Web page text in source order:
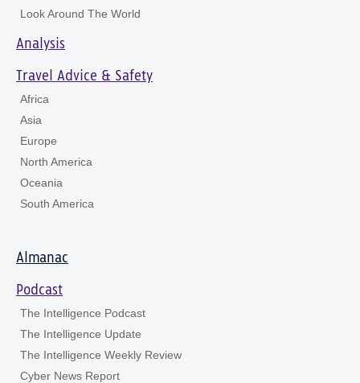
Look Around The World
Analysis
Travel Advice & Safety
Africa
Asia
Europe
North America
Oceania
South America
Almanac
Podcast
The Intelligence Podcast
The Intelligence Update
The Intelligence Weekly Review
Cyber News Report